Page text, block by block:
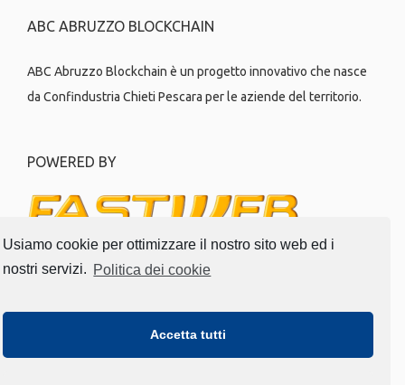
Usiamo cookie per ottimizzare il nostro sito web ed i
nostri servizi. Politica dei cookie
Accetta tutti
ABC ABRUZZO BLOCKCHAIN
ABC Abruzzo Blockchain è un progetto innovativo che nasce
da Confindustria Chieti Pescara per le aziende del territorio.
POWERED BY
Politica dei cookie